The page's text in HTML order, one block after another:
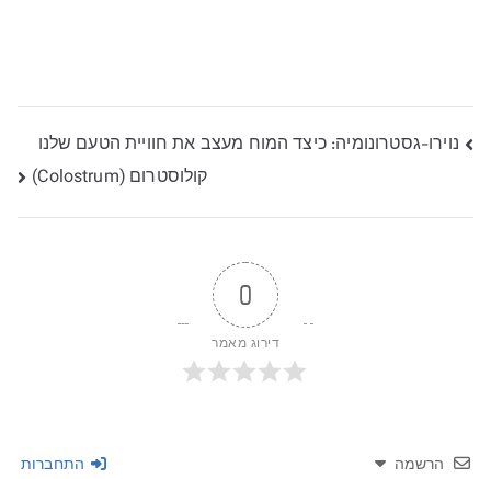
ניווט
נוירו-גסטרונומיה: כיצד המוח מעצב את חוויית הטעם שלנו​
קולוסטרום (Colostrum)
0
דירוג מאמר
הרשמה התחברות